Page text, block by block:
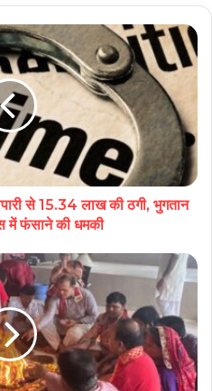
से 15.34 लाख की ठगी, भुगतान
में फंसाने की धमकी